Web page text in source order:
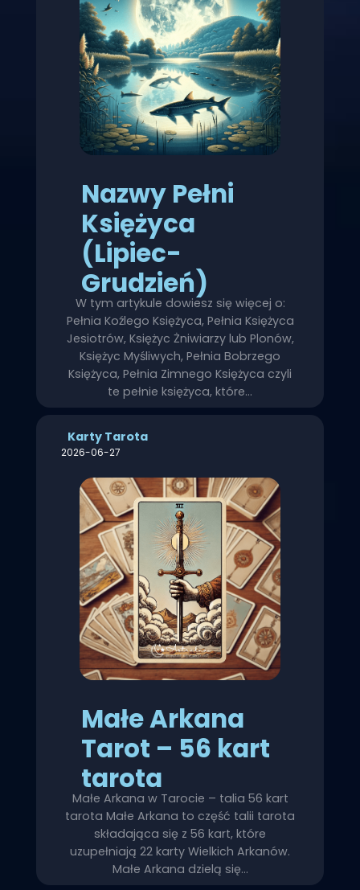
Nazwy Pełni
Księżyca
(Lipiec-
Grudzień)
W tym artykule dowiesz się więcej o:
Pełnia Koźlego Księżyca, Pełnia Księżyca
Jesiotrów, Księżyc Żniwiarzy lub Plonów,
Księżyc Myśliwych, Pełnia Bobrzego
Księżyca, Pełnia Zimnego Księżyca czyli
te pełnie księżyca, które…
Karty Tarota
2026-06-27
Małe Arkana
Tarot – 56 kart
tarota
Małe Arkana w Tarocie – talia 56 kart
tarota Małe Arkana to część talii tarota
składająca się z 56 kart, które
uzupełniają 22 karty Wielkich Arkanów.
Małe Arkana dzielą się…